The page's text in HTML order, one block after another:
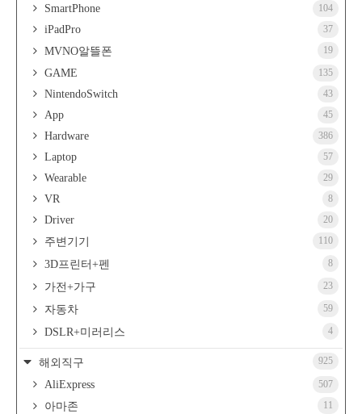
SmartPhone 104
iPadPro 37
MVNO알뜰폰 19
GAME 135
NintendoSwitch 43
App 45
Hardware 386
Laptop 57
Wearable 29
VR 8
Driver 20
주변기기 110
3D프린터+펜 8
가전+가구 23
자동차 59
DSLR+미러리스 4
해외직구 925
AliExpress 507
아마존 11